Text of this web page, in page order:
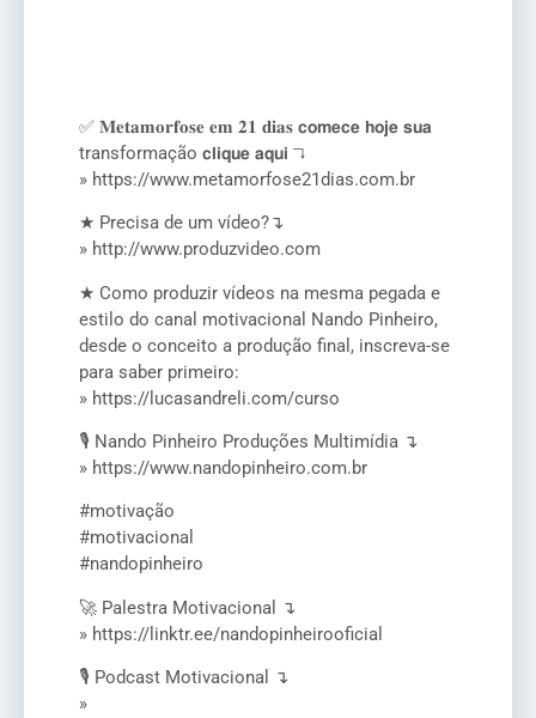
✅ 𝐌𝐞𝐭𝐚𝐦𝐨𝐫𝐟𝐨𝐬𝐞 𝐞𝐦 𝟐𝟏 𝐝𝐢𝐚𝐬 𝗰𝗼𝗺𝗲𝗰𝗲 𝗵𝗼𝗷𝗲 𝘀𝘂𝗮
transformação 𝗰𝗹𝗶𝗾𝘂𝗲 𝗮𝗾𝘂𝗶 ↴
» https://www.metamorfose21dias.com.br
★ Precisa de um vídeo?↴
» http://www.produzvideo.com
★ Como produzir vídeos na mesma pegada e
estilo do canal motivacional Nando Pinheiro,
desde o conceito a produção final, inscreva-se
para saber primeiro:
» https://lucasandreli.com/curso
🎙️ Nando Pinheiro Produções Multimídia ↴
» https://www.nandopinheiro.com.br
#motivação
#motivacional
#nandopinheiro
🚀 Palestra Motivacional ↴
» https://linktr.ee/nandopinheirooficial
🎙️ Podcast Motivacional ↴
»